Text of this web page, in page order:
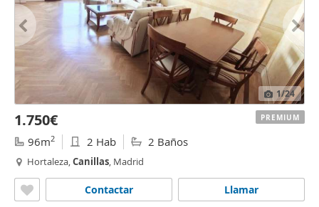
1/24
1.750€
96m2 2 Hab 2 Baños
Hortaleza,Canillas, Madrid
Llamar
Contactar
PREMIUM